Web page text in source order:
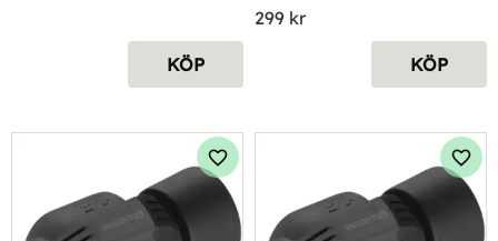
KÖP
299 kr
KÖP
Lägg till i favoriter